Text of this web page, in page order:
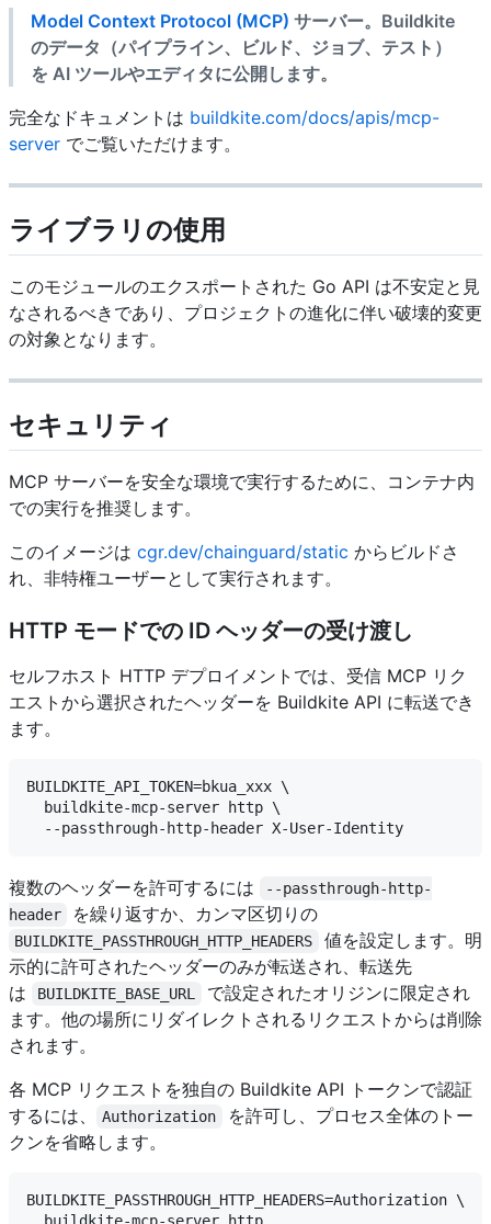
Model Context Protocol (MCP) サーバー。Buildkite
のデータ（パイプライン、ビルド、ジョブ、テスト）
を AI ツールやエディタに公開します。
完全なドキュメントは buildkite.com/docs/apis/mcp-
server でご覧いただけます。
ライブラリの使用
このモジュールのエクスポートされた Go API は不安定と見
なされるべきであり、プロジェクトの進化に伴い破壊的変更
の対象となります。
セキュリティ
MCP サーバーを安全な環境で実行するために、コンテナ内
での実行を推奨します。
このイメージは cgr.dev/chainguard/static からビルドさ
れ、非特権ユーザーとして実行されます。
HTTP モードでの ID ヘッダーの受け渡し
セルフホスト HTTP デプロイメントでは、受信 MCP リク
エストから選択されたヘッダーを Buildkite API に転送でき
ます。
BUILDKITE_API_TOKEN=bkua_xxx \
  buildkite-mcp-server http \
複数のヘッダーを許可するには
--passthrough-http-
header
を繰り返すか、カンマ区切りの
BUILDKITE_PASSTHROUGH_HTTP_HEADERS
値を設定します。明
示的に許可されたヘッダーのみが転送され、転送先
は
BUILDKITE_BASE_URL
で設定されたオリジンに限定され
ます。他の場所にリダイレクトされるリクエストからは削除
されます。
各 MCP リクエストを独自の Buildkite API トークンで認証
するには、
Authorization
を許可し、プロセス全体のトー
クンを省略します。
BUILDKITE_PASSTHROUGH_HTTP_HEADERS=Authorization \